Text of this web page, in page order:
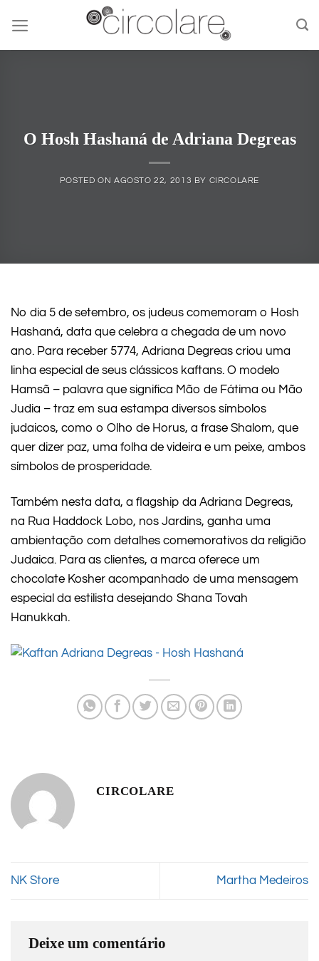
content
O Hosh Hashaná de Adriana Degreas
POSTED ON AGOSTO 22, 2013 BY CIRCOLARE
No dia 5 de setembro, os judeus comemoram o Hosh
Hashaná, data que celebra a chegada de um novo
ano. Para receber 5774, Adriana Degreas criou uma
linha especial de seus clássicos kaftans. O modelo
Hamsã – palavra que significa Mão de Fátima ou Mão
Judia – traz em sua estampa diversos símbolos
judaicos, como o Olho de Horus, a frase Shalom, que
quer dizer paz, uma folha de videira e um peixe, ambos
símbolos de prosperidade.
Também nesta data, a flagship da Adriana Degreas,
na Rua Haddock Lobo, nos Jardins, ganha uma
ambientação com detalhes comemorativos da religião
Judaica. Para as clientes, a marca oferece um
chocolate Kosher acompanhado de uma mensagem
especial da estilista desejando Shana Tovah
Hanukkah.
CIRCOLARE
NK Store Martha Medeiros
Deixe um comentário